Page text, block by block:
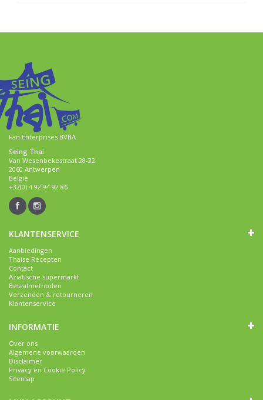
Fan Enterprises BVBA
Seing Thai
Van Wesenbekestraat 28-32
2060 Antwerpen
België
+32(0) 4 92 94 92 86
KLANTENSERVICE
Aanbiedingen
Thaise Recepten
Contact
Aziatische supermarkt
Betaalmethoden
Verzenden & retourneren
Klantenservice
INFORMATIE
Over ons
Algemene voorwaarden
Disclaimer
Privacy en Cookie Policy
Sitemap